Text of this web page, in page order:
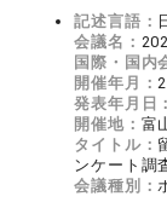
記述言語：
会議名：
国際・国内
開催年月：
発表年月日
開催地： 富
タイトル：
ンケート調
会議種別：